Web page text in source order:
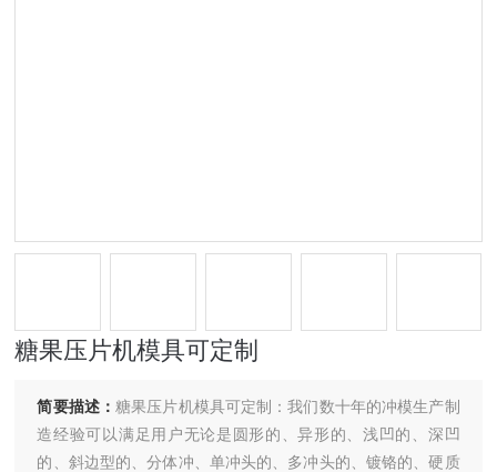
糖果压片机模具可定制
简要描述：糖果压片机模具可定制：我们数十年的冲模生产制
造经验可以满足用户无论是圆形的、异形的、浅凹的、深凹
的、斜边型的、分体冲、单冲头的、多冲头的、镀铬的、硬质